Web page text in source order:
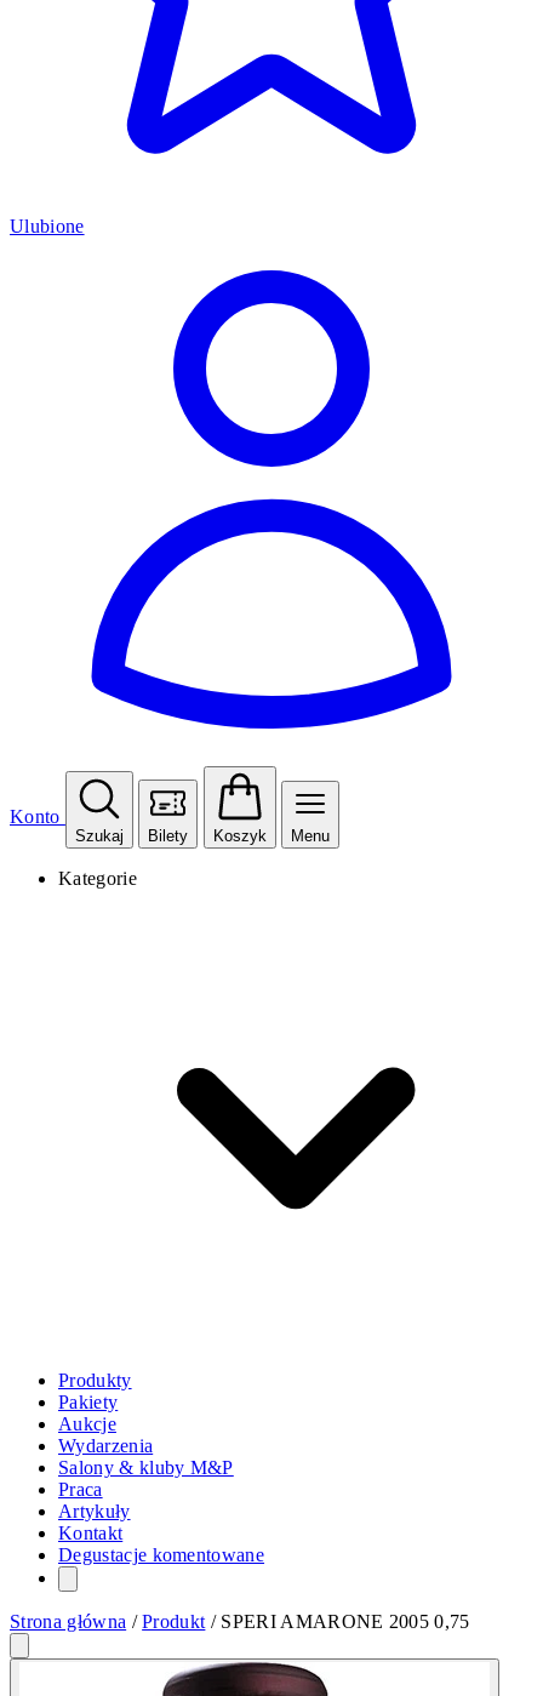
Ulubione
Konto
Szukaj Bilety Koszyk Menu
Kategorie
Produkty
Pakiety
Aukcje
Wydarzenia
Salony & kluby M&P
Praca
Artykuły
Kontakt
Degustacje komentowane
Strona główna /Produkt / SPERI AMARONE 2005 0,75